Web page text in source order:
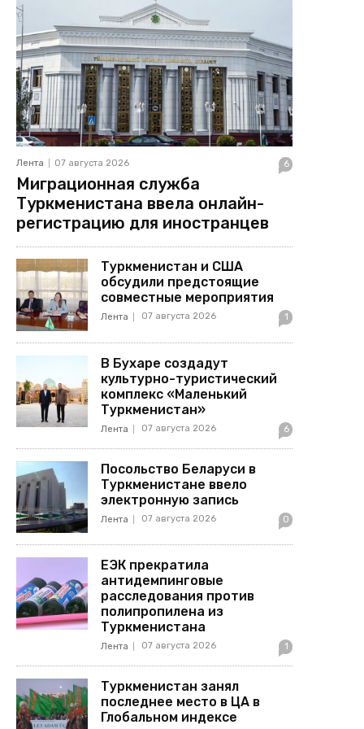
Лента 07 августа 2026 6
Миграционная служба
Туркменистана ввела онлайн-
регистрацию для иностранцев
Туркменистан и США
обсудили предстоящие
совместные мероприятия
Лента 07 августа 2026 1
В Бухаре создадут
культурно-туристический
комплекс «Маленький
Туркменистан»
Лента 07 августа 2026 6
Посольство Беларуси в
Туркменистане ввело
электронную запись
Лента 07 августа 2026 0
ЕЭК прекратила
антидемпинговые
расследования против
полипропилена из
Туркменистана
Лента 07 августа 2026 1
Туркменистан занял
последнее место в ЦА в
Глобальном индексе